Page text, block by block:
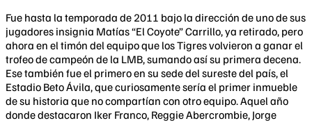
Fue hasta la temporada de 2011 bajo la dirección de uno de sus
jugadores insignia Matías “El Coyote” Carrillo, ya retirado, pero
ahora en el timón del equipo que los Tigres volvieron a ganar el
trofeo de campeón de la LMB, sumando así su primera decena.
Ese también fue el primero en su sede del sureste del país, el
Estadio Beto Ávila, que curiosamente sería el primer inmueble
de su historia que no compartían con otro equipo. Aquel año
donde destacaron Iker Franco, Reggie Abercrombie, Jorge